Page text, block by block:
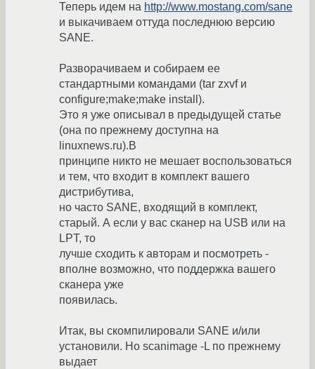
Теперь идем на http://www.mostang.com/sane
и выкачиваем оттуда последнюю версию
SANE.
Разворачиваем и собираем ее
стандартными командами (tar zxvf и
configure;make;make install).
Это я уже описывал в предыдущей статье
(она по прежнему доступна на
linuxnews.ru).В
принципе никто не мешает воспользоваться
и тем, что входит в комплект вашего
дистрибутива,
но часто SANE, входящий в комплект,
старый. А если у вас сканер на USB или на
LPT, то
лучше сходить к авторам и посмотреть -
вполне возможно, что поддержка вашего
сканера уже
появилась.
Итак, вы скомпилировали SANE и/или
установили. Но scanimage -L по прежнему
выдает